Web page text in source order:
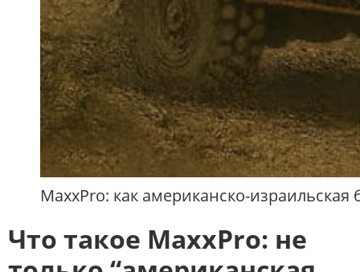
MaxxPro: как американско-
Что такое MaxxPro: не